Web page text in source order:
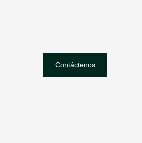
Contáctenos